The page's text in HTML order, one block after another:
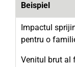
Beispiel
Impactul
pentru o
Venitul brut al